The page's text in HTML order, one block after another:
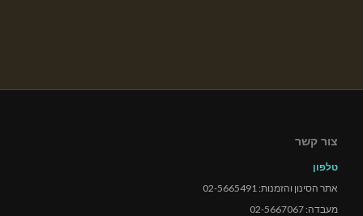
צור קשר
טלפון
אתר הסינון והזמנות: 02-5665491
מעבדה: 02-5667067